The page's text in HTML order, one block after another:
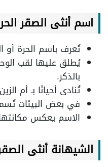
اسم أنثى الصقر الحر
تُعرف باسم الحرة أو
يُطلق عليها لقب
بالذكر.
تُنادى أحيانًا بـ أم
في بعض البيئات
الاسم يعكس
الشيهانة أنثى